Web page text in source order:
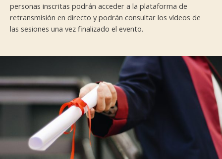
personas inscritas podrán acceder a la plataforma de
retransmisión en directo y podrán consultar los vídeos de
las sesiones una vez finalizado el evento.